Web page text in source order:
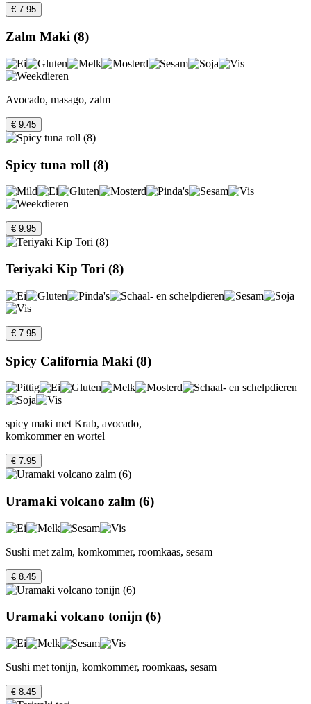
€ 7.95
Zalm Maki (8)
Avocado, masago, zalm
€ 9.45
Spicy tuna roll (8)
€ 9.95
Teriyaki Kip Tori (8)
€ 7.95
Spicy California Maki (8)
spicy maki met Krab, avocado,
komkommer en wortel
€ 7.95
Uramaki volcano zalm (6)
Sushi met zalm, komkommer, roomkaas, sesam
€ 8.45
Uramaki volcano tonijn (6)
Sushi met tonijn, komkommer, roomkaas, sesam
€ 8.45